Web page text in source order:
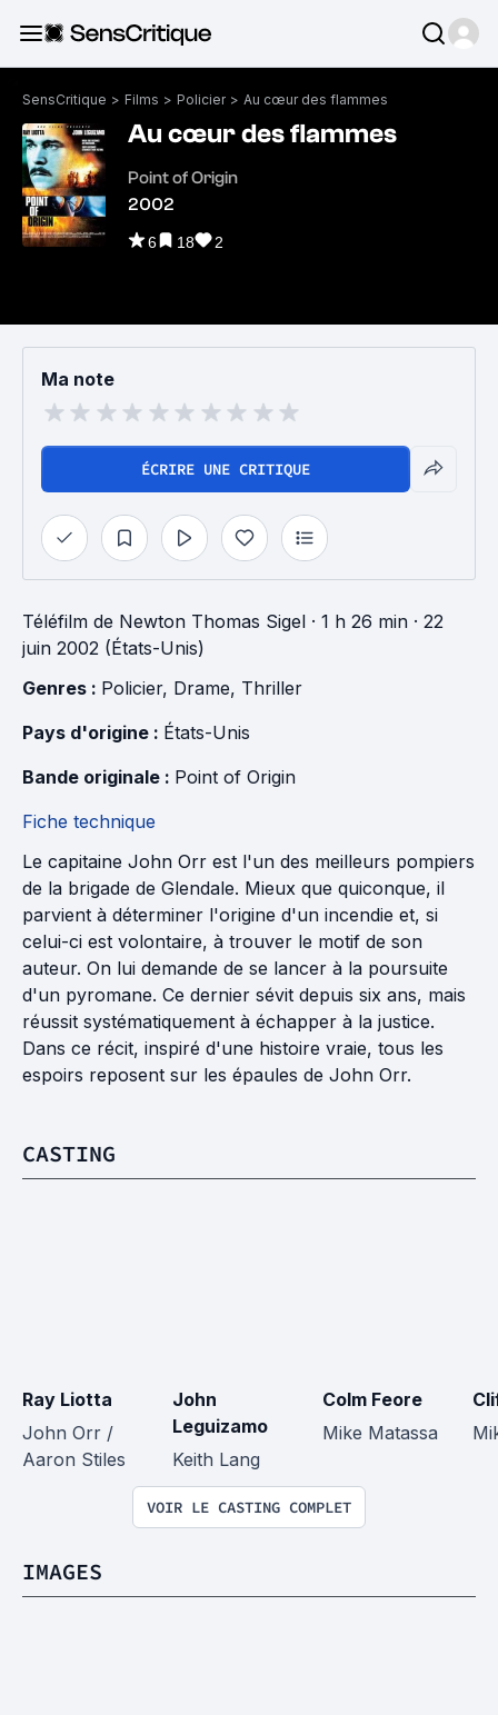
SensCritique > Films > Policier > Au cœur des flammes
Au cœur des flammes
Point of Origin
2002
6 18 2
Ma note
ÉCRIRE UNE CRITIQUE
Téléfilm de Newton Thomas Sigel · 1 h 26 min · 22
juin 2002 (États-Unis)
Genres : Policier, Drame, Thriller
Pays d'origine : États-Unis
Bande originale : Point of Origin
Fiche technique
Le capitaine John Orr est l'un des meilleurs pompiers
de la brigade de Glendale. Mieux que quiconque, il
parvient à déterminer l'origine d'un incendie et, si
celui-ci est volontaire, à trouver le motif de son
auteur. On lui demande de se lancer à la poursuite
d'un pyromane. Ce dernier sévit depuis six ans, mais
réussit systématiquement à échapper à la justice.
Dans ce récit, inspiré d'une histoire vraie, tous les
espoirs reposent sur les épaules de John Orr.
CASTING
Ray Liotta
John Orr /
Aaron Stiles
John
Leguizamo
Keith Lang
Colm Feore
Mike Matassa
VOIR LE CASTING COMPLET
IMAGES